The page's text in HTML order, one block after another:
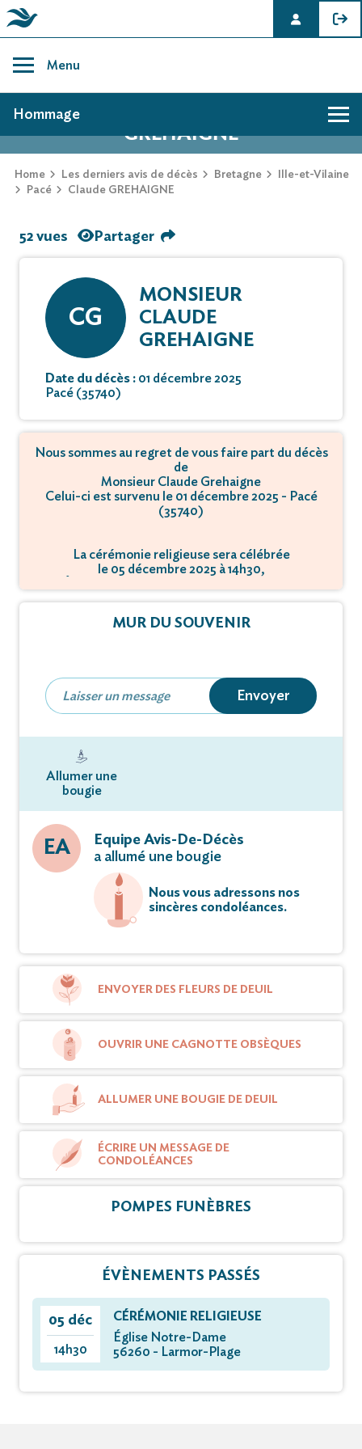
content
Menu
AVIS DE DÉCÈS DE CLAUDE
GREHAIGNE
Home Les derniers avis de décès Bretagne
Ille-et-Vilaine
Pacé
Claude GREHAIGNE
Hommage
52 vues Partager
CG
MONSIEUR
CLAUDE
GREHAIGNE
Date du décès : 01 décembre 2025
Pacé (35740)
Nous sommes au regret de vous faire part du décès
de
Monsieur Claude Grehaigne
Celui-ci est survenu le 01 décembre 2025 - Pacé
(35740)
La cérémonie religieuse sera célébrée
le 05 décembre 2025 à 14h30,
MUR DU SOUVENIR
Envoyer
Allumer une
bougie
EA
Equipe Avis-De-Décès
a allumé une bougie
Nous vous adressons nos
sincères condoléances.
ENVOYER DES FLEURS DE DEUIL
OUVRIR UNE CAGNOTTE OBSÈQUES
ALLUMER UNE BOUGIE DE DEUIL
ÉCRIRE UN MESSAGE DE
CONDOLÉANCES
POMPES FUNÈBRES
ÉVÈNEMENTS PASSÉS
05 déc
14h30
CÉRÉMONIE RELIGIEUSE
Église Notre-Dame
56260 - Larmor-Plage